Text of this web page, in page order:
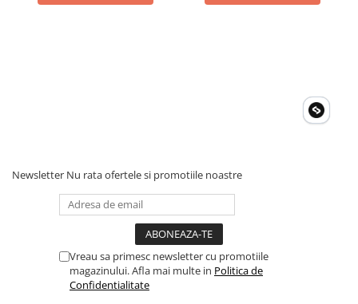
Newsletter Nu rata ofertele si promotiile noastre
Vreau sa primesc newsletter cu promotiile
magazinului. Afla mai multe in Politica de
Confidentialitate